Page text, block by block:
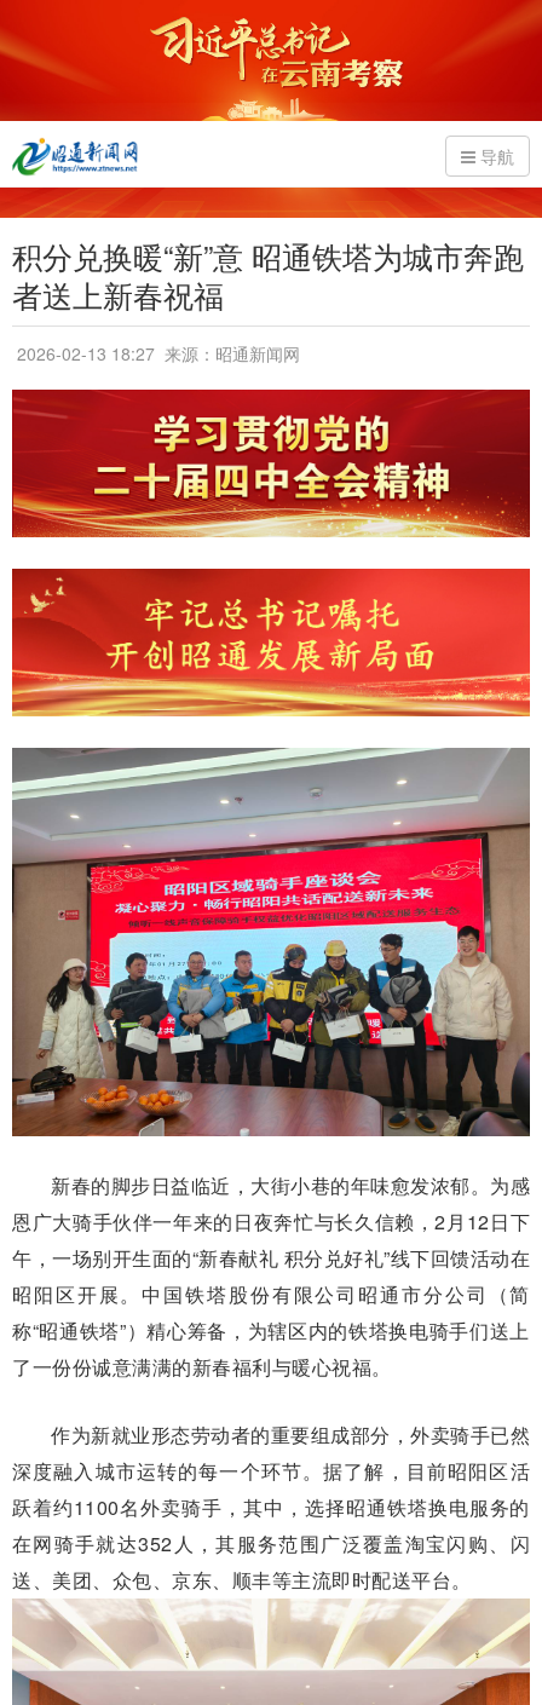
导航
积分兑换暖“新”意 昭通铁塔为城市奔跑
者送上新春祝福
2026-02-13 18:27 来源：昭通新闻网
新春的脚步日益临近，大街小巷的年味愈发浓郁。为感
恩广大骑手伙伴一年来的日夜奔忙与长久信赖，2月12日下
午，一场别开生面的“新春献礼 积分兑好礼”线下回馈活动在
昭阳区开展。中国铁塔股份有限公司昭通市分公司（简
称“昭通铁塔”）精心筹备，为辖区内的铁塔换电骑手们送上
了一份份诚意满满的新春福利与暖心祝福。
作为新就业形态劳动者的重要组成部分，外卖骑手已然
深度融入城市运转的每一个环节。据了解，目前昭阳区活
跃着约1100名外卖骑手，其中，选择昭通铁塔换电服务的
在网骑手就达352人，其服务范围广泛覆盖淘宝闪购、闪
送、美团、众包、京东、顺丰等主流即时配送平台。